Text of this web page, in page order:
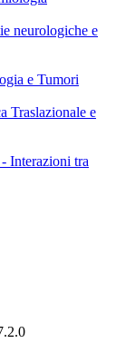
neurologiche e
e Tumori
e
tra